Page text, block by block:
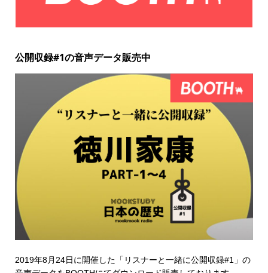
公開収録#1の音声データ販売中
2019年8月24日に開催した「リスナーと一緒に公開収録#1」の